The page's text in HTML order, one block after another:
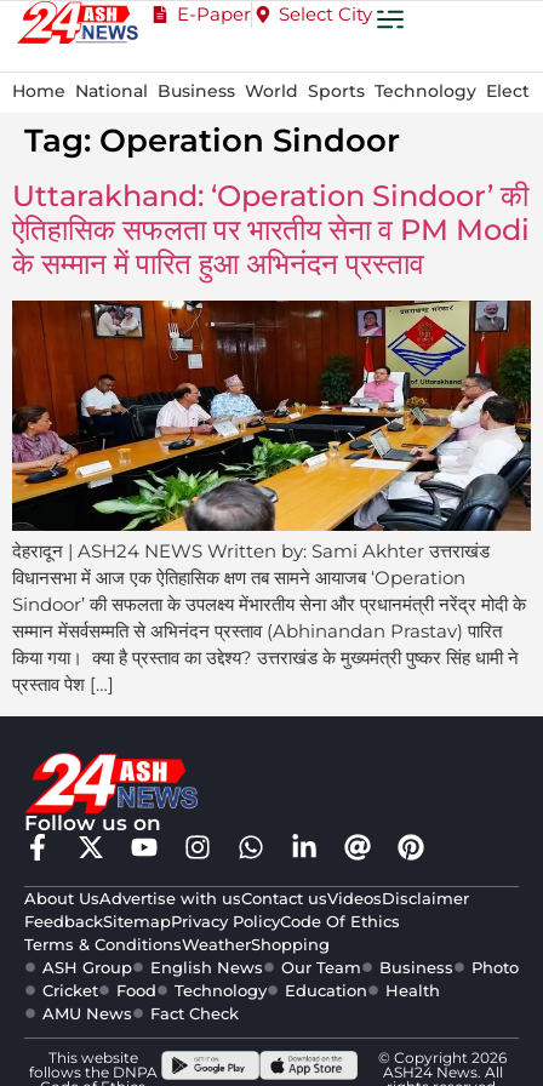
E-Paper Select City
Home National Business World Sports Technology
Tag: Operation Sindoor
Uttarakhand: ‘Operation Sindoor’ की
ऐतिहासिक सफलता पर भारतीय सेना व PM Modi
के सम्मान में पारित हुआ अभिनंदन प्रस्ताव
देहरादून | ASH24 NEWS Written by: Sami Akhter उत्तराखंड
विधानसभा में आज एक ऐतिहासिक क्षण तब सामने आयाजब ‘Operation
Sindoor’ की सफलता के उपलक्ष्य मेंभारतीय सेना और प्रधानमंत्री नरेंद्र मोदी के
सम्मान मेंसर्वसम्मति से अभिनंदन प्रस्ताव (Abhinandan Prastav) पारित
किया गया। क्या है प्रस्ताव का उद्देश्य? उत्तराखंड के मुख्यमंत्री पुष्कर सिंह धामी ने
प्रस्ताव पेश […]
Follow us on
About UsAdvertise with usContact usVideosDisclaimer
FeedbackSitemapPrivacy PolicyCode Of Ethics
Terms & ConditionsWeatherShopping
ASH Group
English News Our Team Business
Photo
Cricket
Food Technology Education
Health
AMU News
Fact Check
This website
follows the DNPA
© Copyright 2026
ASH24 News. All